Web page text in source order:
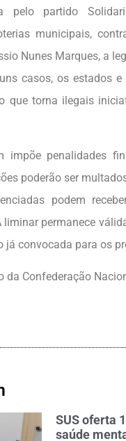
pelo partido
municipais,
Nunes Marques, a
casos, os estados
que torna ilegais
impõe penalidades
poderão ser
podem
liminar permanece
já convocada para os
da Confederação
SUS oferta
saúde